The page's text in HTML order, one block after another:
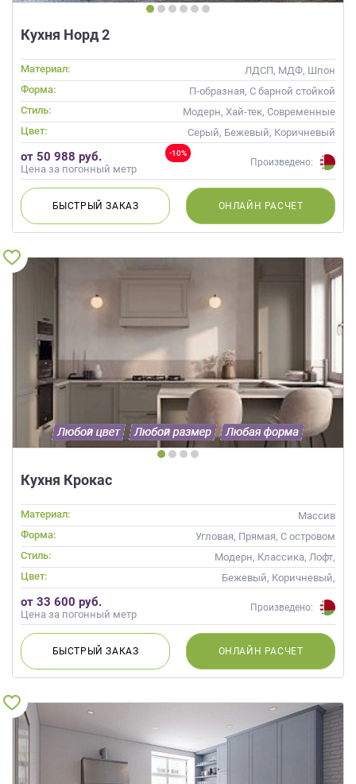
Кухня Норд 2
Материал:
ЛДСП, МДФ, Шпон
Форма:
П-образная, С барной стойкой
Стиль:
Модерн, Хай-тек, Современные
Цвет:
Серый, Бежевый, Коричневый
-10%
от 50 988 руб.
Цена за погонный метр
Произведено:
БЫСТРЫЙЗАКАЗ ОНЛАЙН РАСЧЕТ
Кухня Крокас
Материал:
Массив
Форма:
Угловая, Прямая, С островом
Стиль:
Модерн, Классика, Лофт,
Прованс, Скандинавский,
Неоклассика, Современные
Цвет:
Бежевый, Коричневый,
Капучино
от 33 600 руб.
Цена за погонный метр
Произведено:
БЫСТРЫЙЗАКАЗ ОНЛАЙН РАСЧЕТ